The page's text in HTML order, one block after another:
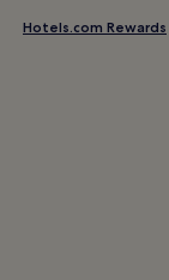
Hotels.com Rewards